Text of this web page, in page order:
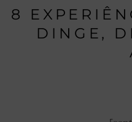
8
DINGE,